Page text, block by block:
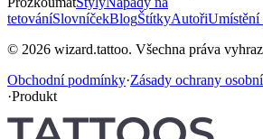
tetováníSlovníčekBlogŠtítkyAutořiUmístění
© 2026 wizard.tattoo. Všechna práva
Obchodní podmínky·Zásady ochrany
·Produkt